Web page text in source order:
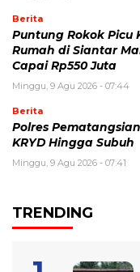
Berita
Puntung Rokok Picu
Rumah di Siantar
Capai Rp550 Juta
Minggu, 9 Agu 2026 - 07:44
Berita
Polres
KRYD Hingga Subuh
Minggu, 9 Agu 2026 - 07:41
TRENDING